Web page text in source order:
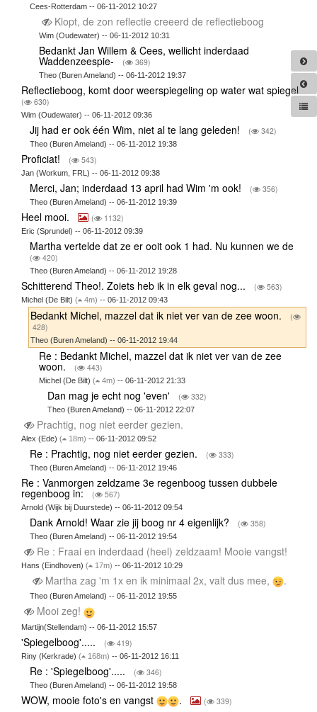
Cees-Rotterdam -- 06-11-2012 10:27
Klopt, de zon reflectie creeerd de reflectieboog
Wim (Oudewater) -- 06-11-2012 10:31
Bedankt Jan Willem & Cees, wellicht inderdaad
Waddenzeespie- ( 369)
Theo (Buren Ameland) -- 06-11-2012 19:37
Reflectieboog, komt door weerspiegeling op water wat spiegel
( 630)
Wim (Oudewater) -- 06-11-2012 09:36
Jij had er ook één Wim, niet al te lang geleden! ( 342)
Theo (Buren Ameland) -- 06-11-2012 19:38
Proficiat! ( 543)
Jan (Workum, FRL) -- 06-11-2012 09:38
Merci, Jan; inderdaad 13 april had Wim 'm ook! ( 356)
Theo (Buren Ameland) -- 06-11-2012 19:39
Heel mooi. ( 1132)
Eric (Sprundel) -- 06-11-2012 09:39
Martha vertelde dat ze er ooit ook 1 had. Nu kunnen we de
( 420)
Theo (Buren Ameland) -- 06-11-2012 19:28
Schitterend Theo!. Zoiets heb ik in elk geval nog... ( 563)
Michel (De Bilt) ( 4m) -- 06-11-2012 09:43
Bedankt Michel, mazzel dat ik niet ver van de zee woon.
(
428)
Theo (Buren Ameland) -- 06-11-2012 19:44
Re : Bedankt Michel, mazzel dat ik niet ver van de zee
woon. ( 443)
Michel (De Bilt) ( 4m) -- 06-11-2012 21:33
Dan mag je echt nog 'even' ( 332)
Theo (Buren Ameland) -- 06-11-2012 22:07
Prachtig, nog niet eerder gezien.
Alex (Ede) ( 18m) -- 06-11-2012 09:52
Re : Prachtig, nog niet eerder gezien. ( 333)
Theo (Buren Ameland) -- 06-11-2012 19:46
Re : Vanmorgen zeldzame 3e regenboog tussen dubbele
regenboog in: ( 567)
Arnold (Wijk bij Duurstede) -- 06-11-2012 09:54
Dank Arnold! Waar zie jij boog nr 4 eigenlijk? ( 358)
Theo (Buren Ameland) -- 06-11-2012 19:54
Re : Fraai en inderdaad (heel) zeldzaam! Mooie vangst!
Hans (Eindhoven) ( 17m) -- 06-11-2012 10:29
Martha zag 'm 1x en ik minimaal 2x, valt dus mee, .
Theo (Buren Ameland) -- 06-11-2012 19:55
Mooi zeg!
Martijn(Stellendam) -- 06-11-2012 15:57
'Spiegelboog'..... ( 419)
Riny (Kerkrade) ( 168m) -- 06-11-2012 16:11
Re : 'Spiegelboog'..... ( 346)
Theo (Buren Ameland) -- 06-11-2012 19:58
WOW, mooie foto's en vangst . ( 339)